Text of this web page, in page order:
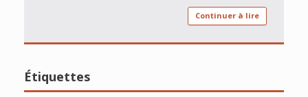
Continuer à lire
Étiquettes